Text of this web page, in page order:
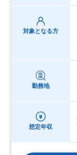
対象となる方
勤務地
想定年収